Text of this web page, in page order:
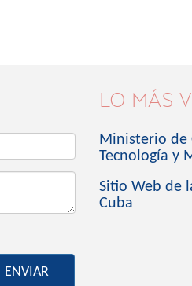
ENVIAR
LO MÁS
Ministerio de
Tecnología y
Sitio Web de
Cuba